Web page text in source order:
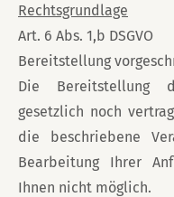
Rechtsgrundlage
Art. 6 Abs. 1,b DSGVO
Bereitstellung
Die Bereitstellung
gesetzlich noch
die beschriebene
Bearbeitung Ihrer
Ihnen nicht möglich.